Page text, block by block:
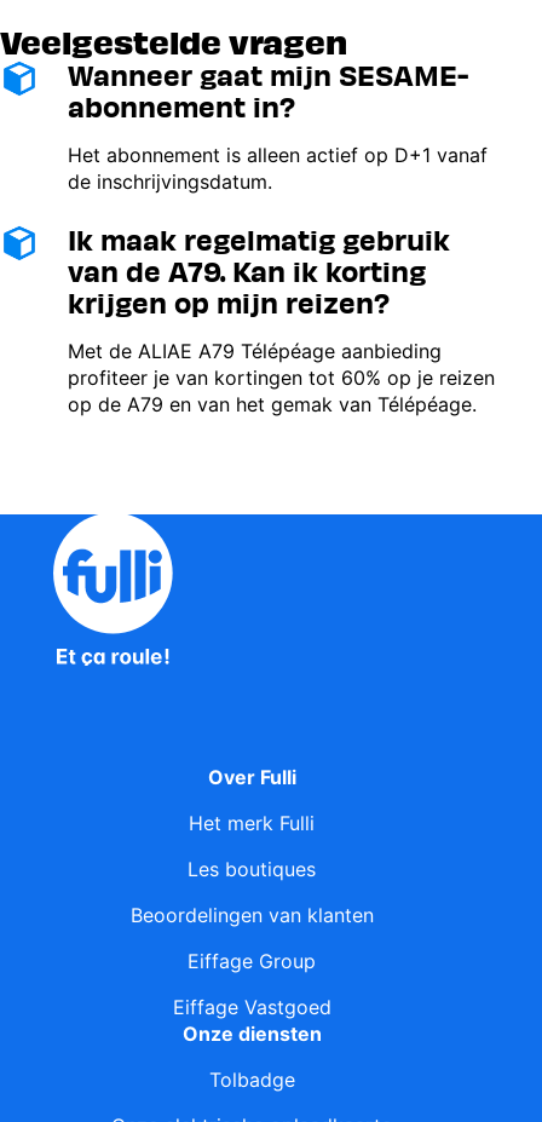
Veelgestelde vragen
Image
Wanneer gaat mijn SESAME-
abonnement in?
Het abonnement is alleen actief op D+1 vanaf
de inschrijvingsdatum.
Image
Ik maak regelmatig gebruik
van de A79. Kan ik korting
krijgen op mijn reizen?
Met de ALIAE A79 Télépéage aanbieding
profiteer je van kortingen tot 60% op je reizen
op de A79 en van het gemak van Télépéage.
Over Fulli
Het merk Fulli
Les boutiques
Beoordelingen van klanten
Eiffage Group
Eiffage Vastgoed
Onze diensten
Tolbadge